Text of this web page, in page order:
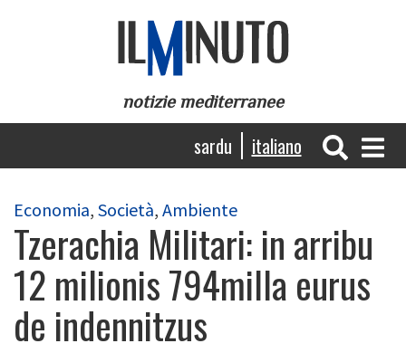
notizie mediterranee
Navigazione
principale
sardu italiano
Economia, Società, Ambiente
Tzerachia Militari: in arribu
12 milionis 794milla eurus
de indennitzus